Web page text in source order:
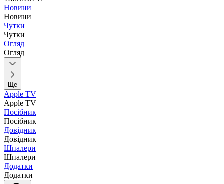
Новини
Новини
Чутки
Чутки
Огляд
Огляд
Ще
Apple TV
Apple TV
Посібник
Посібник
Довідник
Довідник
Шпалери
Шпалери
Додатки
Додатки